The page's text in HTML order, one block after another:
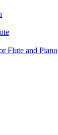
Flute and Piano